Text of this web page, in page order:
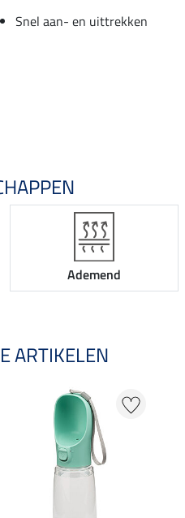
Snel aan- en uittrekken
Ademend
ARTIKELEN